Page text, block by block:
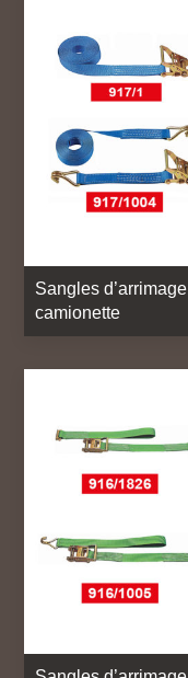
Sangles d’arrimage
camionette